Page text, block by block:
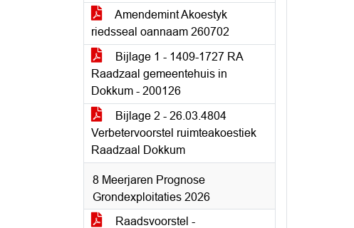
Amendemint Akoestyk
riedsseal oannaam 260702
Bijlage 1 - 1409-1727 RA
Raadzaal gemeentehuis in
Dokkum - 200126
Bijlage 2 - 26.03.4804
Verbetervoorstel ruimteakoestiek
Raadzaal Dokkum
8 Meerjaren Prognose
Grondexploitaties 2026
Raadsvoorstel -